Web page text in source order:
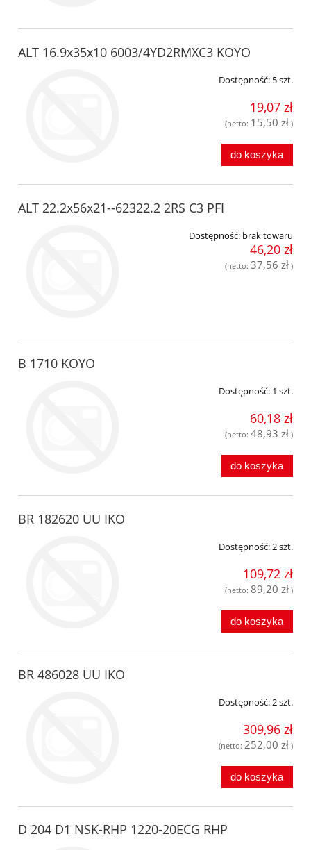
ALT 16.9x35x10 6003/4YD2RMXC3 KOYO
Dostępność: 5 szt.
19,07 zł
(netto: 15,50 zł )
do koszyka
ALT 22.2x56x21--62322.2 2RS C3 PFI
Dostępność: brak towaru
46,20 zł
(netto: 37,56 zł )
B 1710 KOYO
Dostępność: 1 szt.
60,18 zł
(netto: 48,93 zł )
do koszyka
BR 182620 UU IKO
Dostępność:2 szt.
109,72 zł
(netto: 89,20 zł )
do koszyka
BR 486028 UU IKO
Dostępność: 2 szt.
309,96 zł
(netto: 252,00 zł )
do koszyka
D 204 D1 NSK-RHP 1220-20ECG RHP